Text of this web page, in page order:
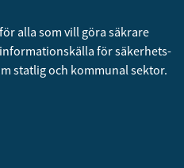
alla som vill göra säkrare
för säkerhets­
statlig och kommunal sektor.